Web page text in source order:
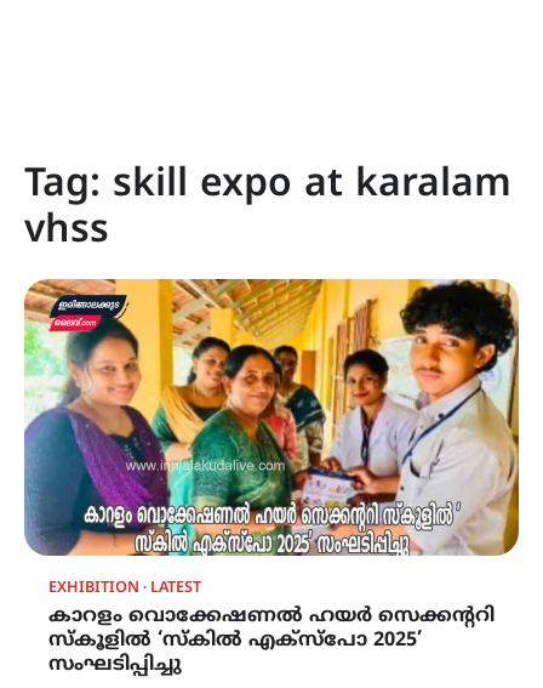
Tag: skill expo at karalam
vhss
EXHIBITION LATEST
കാറളം വൊക്കേഷണൽ ഹയർ സെക്കന്ററി
സ്കൂളിൽ ‘സ്‌കിൽ എക്സ്പോ 2025’
സംഘടിപ്പിച്ചു